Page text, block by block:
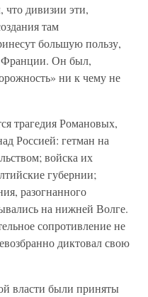
что дивизии эти,
там
большую пользу,
Франции. Он был,
ни к чему не
трагедия Романовых,
Россией: гетман на
войска их
губернии;
разогнанного
на нижней Волге.
сопротивление не
диктовал свою
власти были приняты